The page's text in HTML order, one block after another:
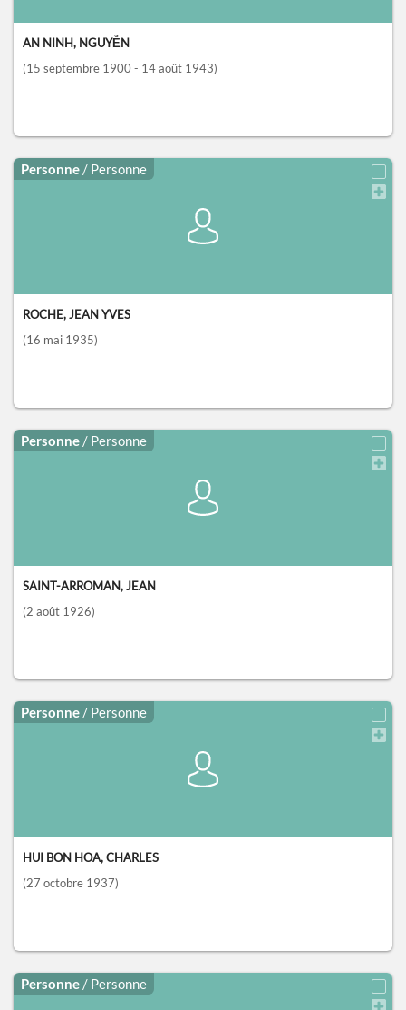
AN NINH, NGUYỄN
(15 septembre 1900 - 14 août 1943)
Personne / Personne
ROCHE, JEAN YVES
(16 mai 1935)
Personne / Personne
SAINT-ARROMAN, JEAN
(2 août 1926)
Personne / Personne
HUI BON HOA, CHARLES
(27 octobre 1937)
Personne / Personne